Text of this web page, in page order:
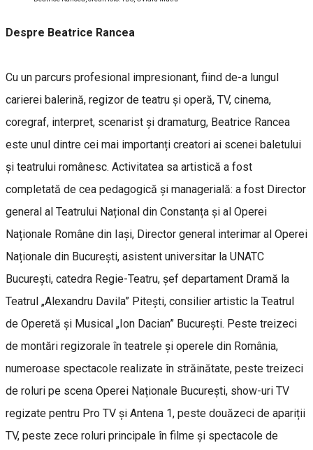
Despre Beatrice Rancea
Cu un parcurs profesional impresionant, fiind de-a lungul
carierei balerină, regizor de teatru și operă, TV, cinema,
coregraf, interpret, scenarist și dramaturg, Beatrice Rancea
este unul dintre cei mai importanți creatori ai scenei baletului
și teatrului românesc. Activitatea sa artistică a fost
completată de cea pedagogică și managerială: a fost Director
general al Teatrului Național din Constanța și al Operei
Naționale Române din Iași, Director general interimar al Operei
Naționale din București, asistent universitar la UNATC
București, catedra Regie-Teatru, șef departament Dramă la
Teatrul „Alexandru Davila” Pitești, consilier artistic la Teatrul
de Operetă și Musical „Ion Dacian” București. Peste treizeci
de montări regizorale în teatrele și operele din România,
numeroase spectacole realizate în străinătate, peste treizeci
de roluri pe scena Operei Naționale București, show-uri TV
regizate pentru Pro TV și Antena 1, peste douăzeci de apariții
TV, peste zece roluri principale în filme și spectacole de